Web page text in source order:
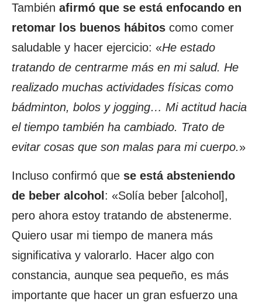
También afirmó que se está enfocando en
retomar los buenos hábitos como comer
saludable y hacer ejercicio: «He estado
tratando de centrarme más en mi salud. He
realizado muchas actividades físicas como
bádminton, bolos y jogging… Mi actitud hacia
el tiempo también ha cambiado. Trato de
evitar cosas que son malas para mi cuerpo.»
Incluso confirmó que se está absteniendo
de beber alcohol : «Solía beber [alcohol],
pero ahora estoy tratando de abstenerme.
Quiero usar mi tiempo de manera más
significativa y valorarlo. Hacer algo con
constancia, aunque sea pequeño, es más
importante que hacer un gran esfuerzo una